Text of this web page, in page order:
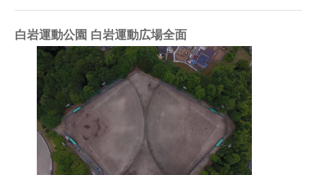
白岩運動公園 白岩運動広場全面